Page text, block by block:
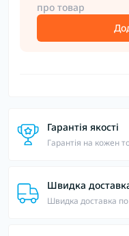
про товар
Гарантія якості
Гарантія на кожен
Швидка
Швидка доставка